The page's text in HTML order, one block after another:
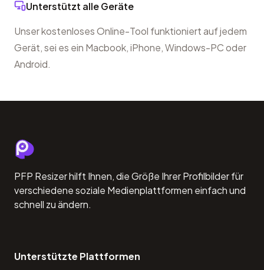
Unterstützt alle Geräte
Unser kostenloses Online-Tool funktioniert auf jedem
Gerät, sei es ein Macbook, iPhone, Windows-PC oder
Android.
PFP Resizer hilft Ihnen, die Größe Ihrer Profilbilder für
verschiedene soziale Medienplattformen einfach und
schnell zu ändern.
Unterstützte Plattformen